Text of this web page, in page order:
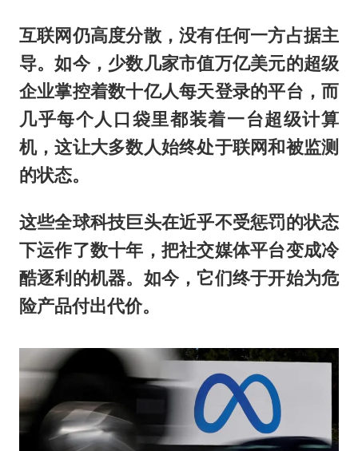
互联网仍高度分散，没有任何一方占据主
导。如今，少数几家市值万亿美元的超级
企业掌控着数十亿人每天登录的平台，而
几乎每个人口袋里都装着一台超级计算
机，这让大多数人始终处于联网和被监测
的状态。
这些全球科技巨头在近乎不受惩罚的状态
下运作了数十年，把社交媒体平台变成冷
酷逐利的机器。如今，它们终于开始为危
险产品付出代价。